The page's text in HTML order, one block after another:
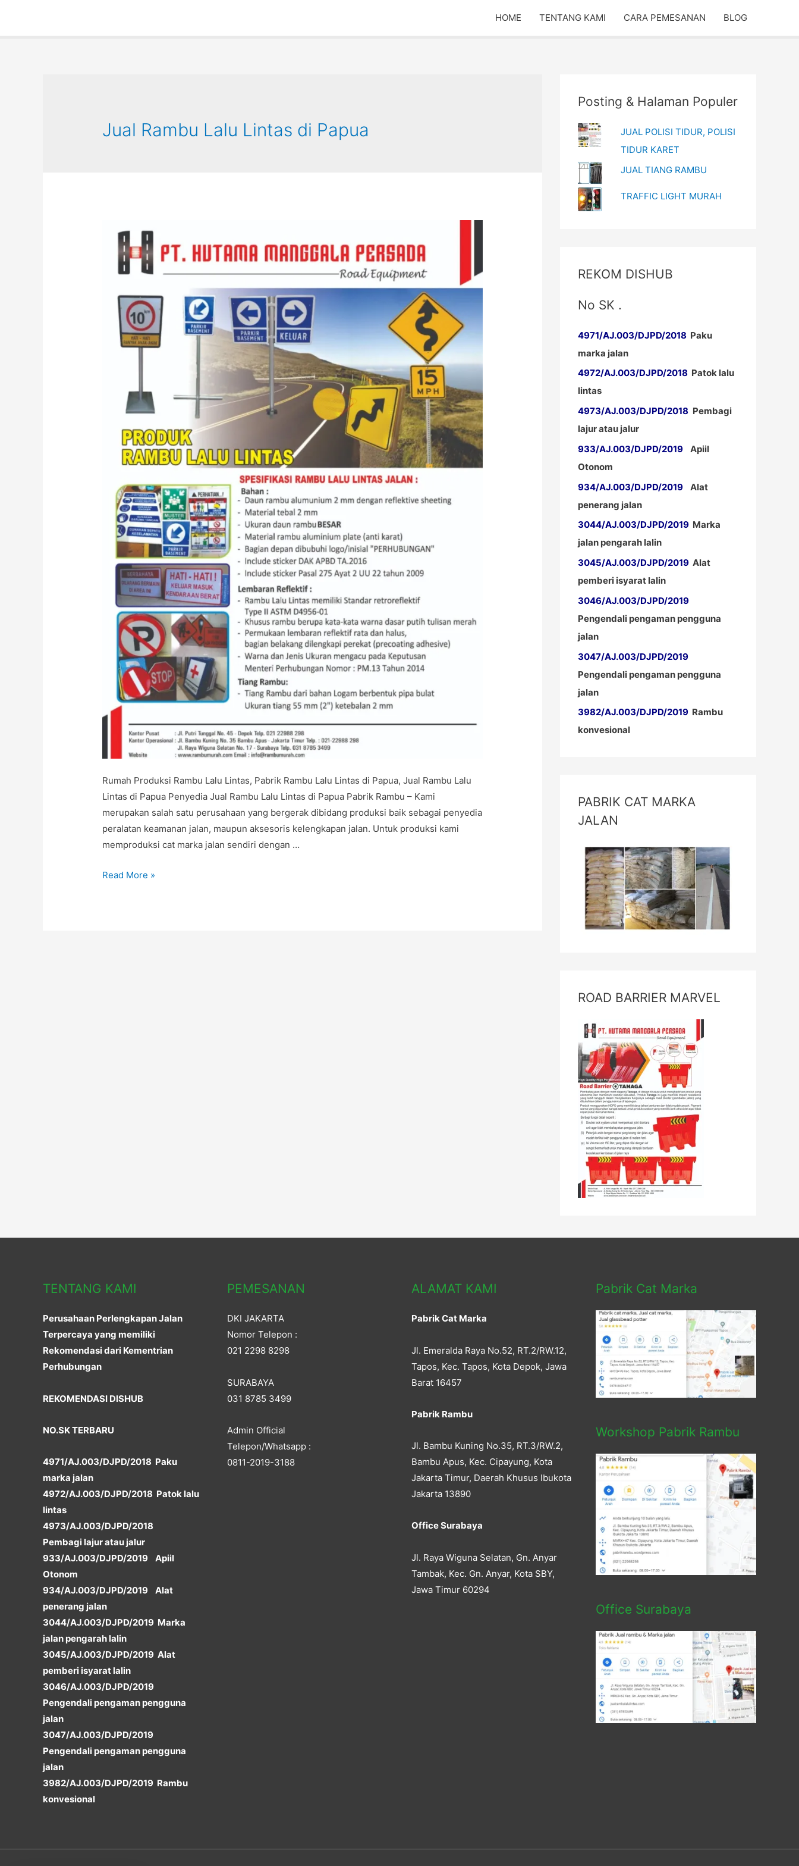
HOME TENTANG KAMI CARA PEMESANAN BLOG
Jual Rambu Lalu Lintas di Papua
Rumah Produksi Rambu Lalu Lintas, Pabrik Rambu Lalu Lintas di Papua, Jual Rambu Lalu
Lintas di Papua Penyedia Jual Rambu Lalu Lintas di Papua Pabrik Rambu – Kami
merupakan salah satu perusahaan yang bergerak dibidang produksi baik sebagai penyedia
peralatan keamanan jalan, maupun aksesoris kelengkapan jalan. Untuk produksi kami
memproduksi cat marka jalan sendiri dengan …
Rumah
Read More »
Posting & Halaman Populer
JUAL POLISI TIDUR, POLISI
TIDUR KARET
JUAL TIANG RAMBU
TRAFFIC LIGHT MURAH
REKOM DISHUB
No SK .
4971/AJ.003/DJPD/2018 Paku
marka jalan
4972/AJ.003/DJPD/2018 Patok lalu
lintas
4973/AJ.003/DJPD/2018 Pembagi
lajur atau jalur
933/AJ.003/DJPD/2019 Apiil
Otonom
934/AJ.003/DJPD/2019 Alat
penerang jalan
3044/AJ.003/DJPD/2019 Marka
jalan pengarah lalin
3045/AJ.003/DJPD/2019 Alat
pemberi isyarat lalin
3046/AJ.003/DJPD/2019
Pengendali pengaman pengguna
jalan
3047/AJ.003/DJPD/2019
Pengendali pengaman pengguna
jalan
3982/AJ.003/DJPD/2019 Rambu
konvesional
PABRIK CAT MARKA
JALAN
ROAD BARRIER MARVEL
TENTANG KAMI
Perusahaan Perlengkapan Jalan
Terpercaya yang memiliki
Rekomendasi dari Kementrian
Perhubungan
REKOMENDASI DISHUB
NO.SK TERBARU
4971/AJ.003/DJPD/2018 Paku
marka jalan
4972/AJ.003/DJPD/2018 Patok lalu
lintas
4973/AJ.003/DJPD/2018
Pembagi lajur atau jalur
933/AJ.003/DJPD/2019 Apiil
Otonom
934/AJ.003/DJPD/2019 Alat
penerang jalan
3044/AJ.003/DJPD/2019 Marka
jalan pengarah lalin
3045/AJ.003/DJPD/2019 Alat
pemberi isyarat lalin
3046/AJ.003/DJPD/2019
Pengendali pengaman pengguna
jalan
3047/AJ.003/DJPD/2019
Pengendali pengaman pengguna
jalan
3982/AJ.003/DJPD/2019 Rambu
konvesional
PEMESANAN
DKI JAKARTA
Nomor Telepon :
021 2298 8298
SURABAYA
031 8785 3499
Admin Official
Telepon/Whatsapp :
0811-2019-3188
ALAMAT KAMI
Pabrik Cat Marka
Jl. Emeralda Raya No.52, RT.2/RW.12,
Tapos, Kec. Tapos, Kota Depok, Jawa
Barat 16457
Pabrik Rambu
Jl. Bambu Kuning No.35, RT.3/RW.2,
Bambu Apus, Kec. Cipayung, Kota
Jakarta Timur, Daerah Khusus Ibukota
Jakarta 13890
Office Surabaya
Jl. Raya Wiguna Selatan, Gn. Anyar
Tambak, Kec. Gn. Anyar, Kota SBY,
Jawa Timur 60294
Pabrik Cat Marka
Workshop Pabrik Rambu
Office Surabaya